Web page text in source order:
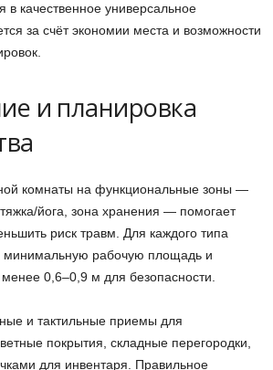
качественное универсальное
за счёт экономии места и возможности
и планировка
комнаты на функциональные зоны —
йога, зона хранения — помогает
риск травм. Для каждого типа
минимальную рабочую площадь и
0,6–0,9 м для безопасности.
и тактильные приемы для
покрытия, складные перегородки,
для инвентаря. Правильное